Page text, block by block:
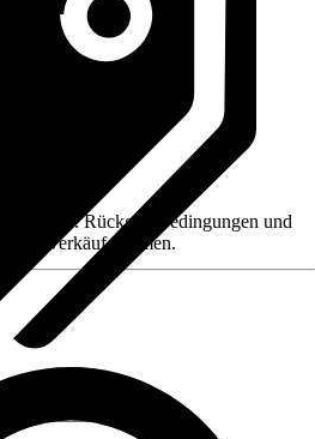
Ammerland
wie z. B. Rückgabebedingungen und
den Verkäufernamen.